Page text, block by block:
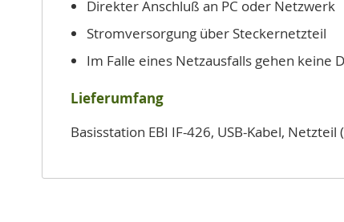
Direkter Anschluß an PC oder Netzwerk
Stromversorgung über Steckernetzteil
Im Falle eines Netzausfalls gehen keine
Lieferumfang
Basisstation EBI IF-426, USB-Kabel,